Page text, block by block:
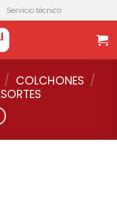
Servicio técnico
/ COLCHONES /